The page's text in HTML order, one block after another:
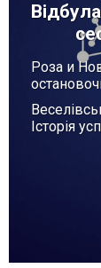
Роза и
Історія